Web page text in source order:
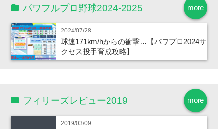
more
パワフルプロ野球2024-2025
2024/07/28
球速171km/hからの衝撃…【パワプロ2024サ
クセス投手育成攻略】
more
フィリーズレビュー2019
2019/03/09